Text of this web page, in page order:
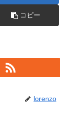
コピー
lorenzo